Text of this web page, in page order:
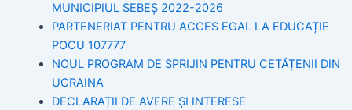
MUNICIPIUL SEBEȘ 2022-2026
PARTENERIAT PENTRU ACCES EGAL LA EDUCAȚIE
POCU 107777
NOUL PROGRAM DE SPRIJIN PENTRU CETĂȚENII DIN
UCRAINA
DECLARAȚII DE AVERE ȘI INTERESE